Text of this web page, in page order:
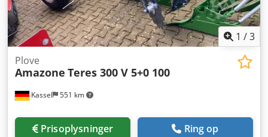
1 /3
Kassel 551 km
Plove
Amazone Teres 300 V 5+0 100
Prisoplysninger Ring op